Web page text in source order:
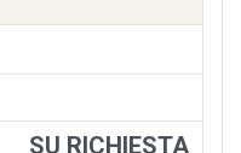
SU RICHIESTA